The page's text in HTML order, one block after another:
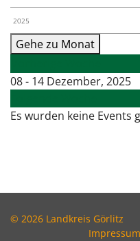
Gehe zu Monat
08 - 14 Dezember, 2025
Es wurden keine Events
© 2026 Landkreis Görlitz
Impressum